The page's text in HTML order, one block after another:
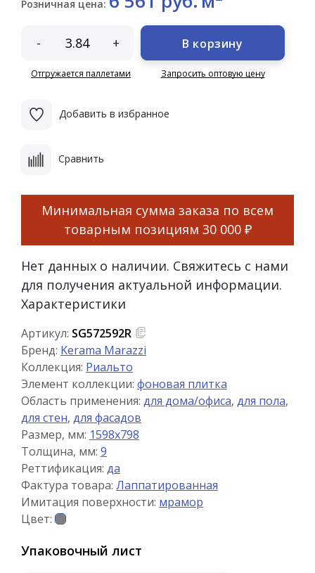
Розничная цена:
- +
Отгружается паллетами
В корзину
Запросить оптовую цену
Добавить в избранное
Сравнить
Минимальная сумма заказа по всем
товарным позициям 30 000 ₽
Нет данных о наличии. Свяжитесь с нами
для получения актуальной информации.
Характеристики
Артикул: SG572592R
Бренд: Kerama Marazzi
Коллекция: Риальто
Элемент коллекции: фоновая плитка
Область применения: для дома/офиса, для пола,
для стен, для фасадов
Размер, мм: 1598x798
Толщина, мм: 9
Реттификация: да
Фактура товара: Лаппатированная
Имитация поверхности: мрамор
Цвет:
Упаковочный лист